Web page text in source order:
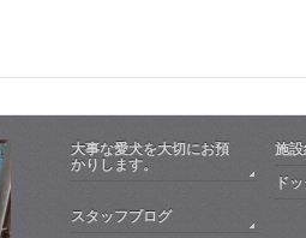
大事な愛犬を大切にお預
かりします。
施
ド
スタッフブログ